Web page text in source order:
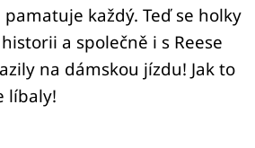
každý. Teď se holky
a společně i s Reese
na dámskou jízdu! Jak to
líbaly!